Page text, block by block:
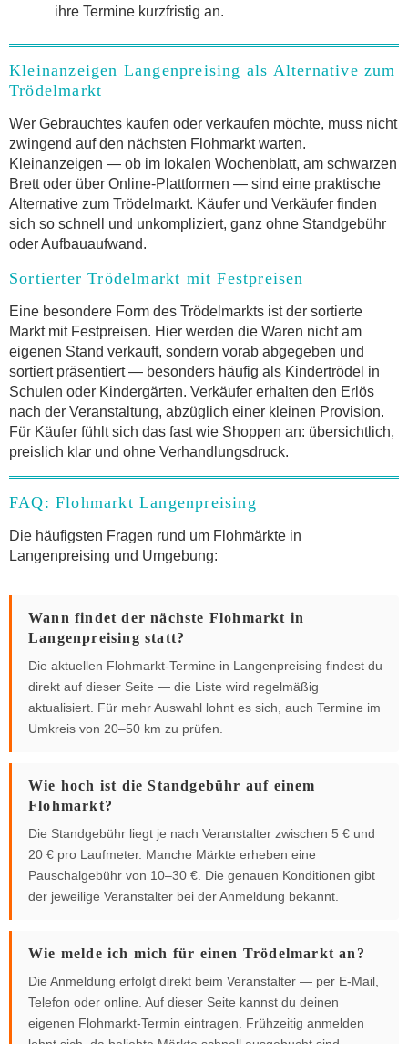
ihre Termine kurzfristig an.
Kleinanzeigen Langenpreising als Alternative zum
Trödelmarkt
Wer Gebrauchtes kaufen oder verkaufen möchte, muss nicht
zwingend auf den nächsten Flohmarkt warten.
Kleinanzeigen — ob im lokalen Wochenblatt, am schwarzen
Brett oder über Online-Plattformen — sind eine praktische
Alternative zum Trödelmarkt. Käufer und Verkäufer finden
sich so schnell und unkompliziert, ganz ohne Standgebühr
oder Aufbauaufwand.
Sortierter Trödelmarkt mit Festpreisen
Eine besondere Form des Trödelmarkts ist der sortierte
Markt mit Festpreisen. Hier werden die Waren nicht am
eigenen Stand verkauft, sondern vorab abgegeben und
sortiert präsentiert — besonders häufig als Kindertrödel in
Schulen oder Kindergärten. Verkäufer erhalten den Erlös
nach der Veranstaltung, abzüglich einer kleinen Provision.
Für Käufer fühlt sich das fast wie Shoppen an: übersichtlich,
preislich klar und ohne Verhandlungsdruck.
FAQ: Flohmarkt Langenpreising
Die häufigsten Fragen rund um Flohmärkte in
Langenpreising und Umgebung:
Wann findet der nächste Flohmarkt in
Langenpreising statt?
Die aktuellen Flohmarkt-Termine in Langenpreising findest du
direkt auf dieser Seite — die Liste wird regelmäßig
aktualisiert. Für mehr Auswahl lohnt es sich, auch Termine im
Umkreis von 20–50 km zu prüfen.
Wie hoch ist die Standgebühr auf einem
Flohmarkt?
Die Standgebühr liegt je nach Veranstalter zwischen 5 € und
20 € pro Laufmeter. Manche Märkte erheben eine
Pauschalgebühr von 10–30 €. Die genauen Konditionen gibt
der jeweilige Veranstalter bei der Anmeldung bekannt.
Wie melde ich mich für einen Trödelmarkt an?
Die Anmeldung erfolgt direkt beim Veranstalter — per E-Mail,
Telefon oder online. Auf dieser Seite kannst du deinen
eigenen Flohmarkt-Termin eintragen. Frühzeitig anmelden